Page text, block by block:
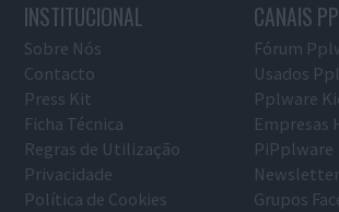
INSTITUCIONAL
Sobre Nós
Contacto
Press Kit
Ficha Técnica
Regras de Utilização
Privacidade
Política de Cookies
CANAIS
Fórum
Usados
Pplware
Empresas
PiPplware
Newsletter
Grupos